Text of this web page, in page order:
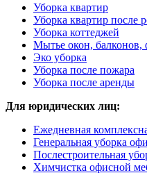
Уборка квартир
Уборка квартир после
Уборка коттеджей
Мытье окон, балконов,
Эко уборка
Уборка после пожара
Уборка после аренды
Для юридических лиц:
Ежедневная
Генеральная уборка
Послестроительная
Химчистка офисной